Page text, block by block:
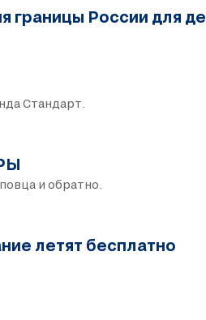
границы России для
Стандарт.
и обратно.
летят бесплатно